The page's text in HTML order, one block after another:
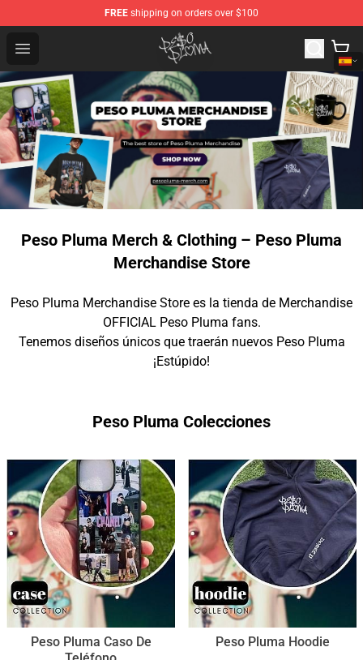
FREE shipping on orders over $100
Open menu
Peso Pluma Store - Official Peso Pluma Merchandise
Peso Pluma Merch & Clothing – Peso Pluma
Merchandise Store
Peso Pluma Merchandise Store es la tienda de Merchandise
OFFICIAL Peso Pluma fans.
Tenemos diseños únicos que traerán nuevos Peso Pluma
¡Estúpido!
Peso Pluma Colecciones
Peso Pluma Caso De
Peso Pluma Hoodie